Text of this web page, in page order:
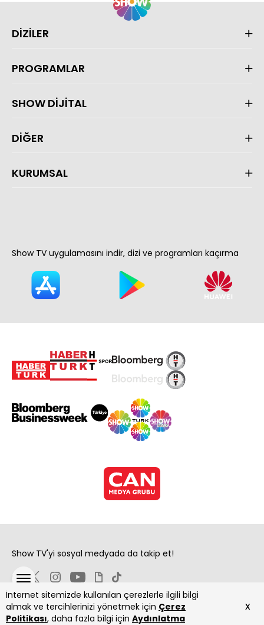
İnternet sitemizde kullanılan çerezlerle ilgili bilgi
almak ve tercihlerinizi yönetmek için Çerez
Politikası, daha fazla bilgi için Aydınlatma
x
DİZİLER
PROGRAMLAR
SHOW DİJİTAL
DİĞER
KURUMSAL
Show TV uygulamasını indir, dizi ve programları kaçırma
Show TV'yi sosyal medyada da takip et!